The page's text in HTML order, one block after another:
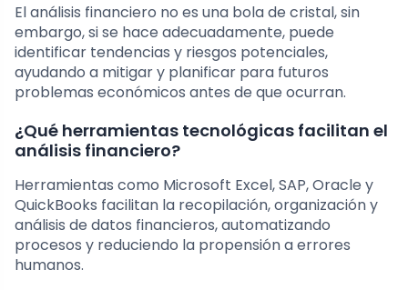
El análisis financiero no es una bola de cristal, sin
embargo, si se hace adecuadamente, puede
identificar tendencias y riesgos potenciales,
ayudando a mitigar y planificar para futuros
problemas económicos antes de que ocurran.
¿Qué herramientas tecnológicas facilitan el
análisis financiero?
Herramientas como Microsoft Excel, SAP, Oracle y
QuickBooks facilitan la recopilación, organización y
análisis de datos financieros, automatizando
procesos y reduciendo la propensión a errores
humanos.